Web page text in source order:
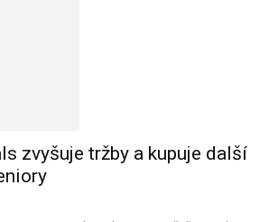
zvyšuje tržby a kupuje další